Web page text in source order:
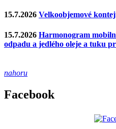
15.7.2026 Velkoobjemové
15.7.2026 Harmonogram
odpadu a jedlého oleje a tuku
nahoru
Facebook